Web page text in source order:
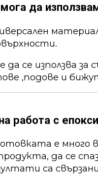
да
се използва за
,подове и
работа с
е много
да се
са